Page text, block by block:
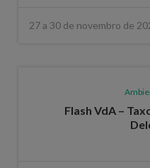
27 a 30 de novembro de
Flash VdA –